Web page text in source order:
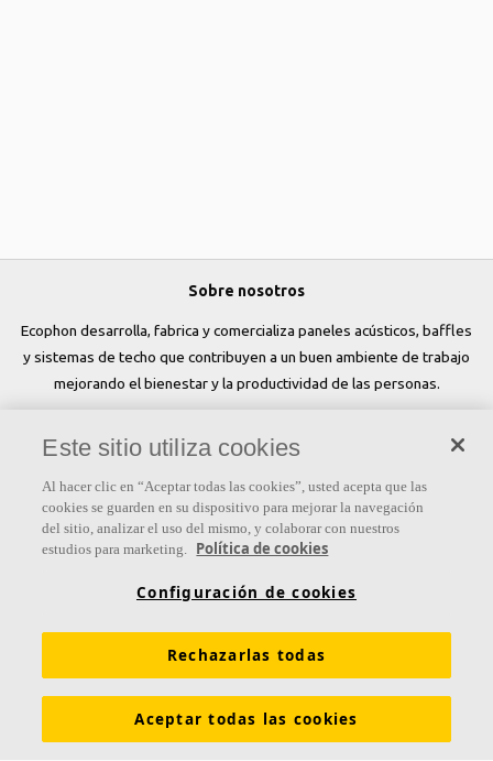
Sobre nosotros
Ecophon desarrolla, fabrica y comercializa paneles acústicos, baffles
y sistemas de techo que contribuyen a un buen ambiente de trabajo
mejorando el bienestar y la productividad de las personas.
Links
Herramientas y servicios Propiedades funcionales
Glosario Sostenibilidad Ventilación Difusa
Este sitio utiliza cookies
Al hacer clic en “Aceptar todas las cookies”, usted acepta que las
cookies se guarden en su dispositivo para mejorar la navegación
del sitio, analizar el uso del mismo, y colaborar con nuestros
estudios para marketing. Política de cookies
Configuración de cookies
Rechazarlas todas
Aceptar todas las cookies